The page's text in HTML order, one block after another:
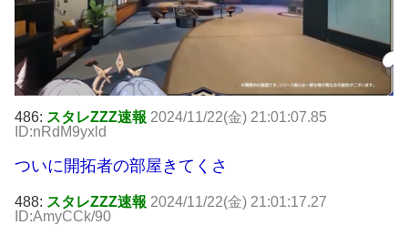
486: スタレZZZ速報 2024/11/22(金) 21:01:07.85
ID:nRdM9yxld
ついに開拓者の部屋きてくさ
488: スタレZZZ速報 2024/11/22(金) 21:01:17.27
ID:AmyCCk/90